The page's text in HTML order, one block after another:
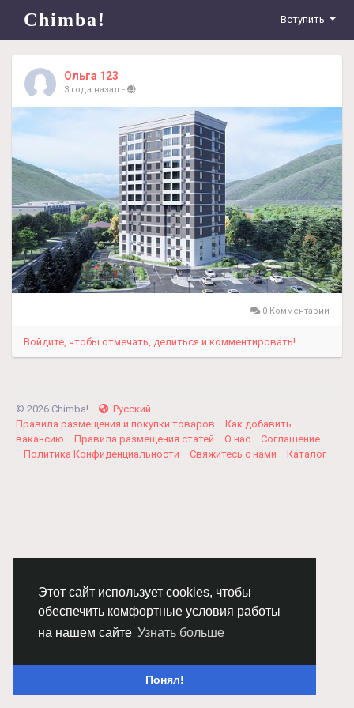
Этот сайт использует cookies, чтобы
обеспечить комфортные условия работы
на нашем сайте Узнать больше
Понял!
Chimba! Вступить
Ольга 123
3 года назад -
0 Комментарии
Войдите, чтобы отмечать, делиться и комментировать!
© 2026 Chimba!
Русский
Правила размещения и покупки товаров
Как добавить
вакансию
Правила размещения статей О нас
Соглашение
Политика Конфиденциальности
Свяжитесь с нами Каталог